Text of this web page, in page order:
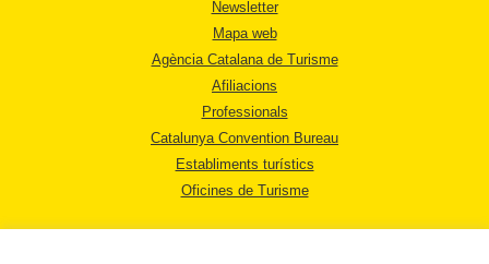
Newsletter
Mapa web
Agència Catalana de Turisme
Afiliacions
Professionals
Catalunya Convention Bureau
Establiments turístics
Oficines de Turisme